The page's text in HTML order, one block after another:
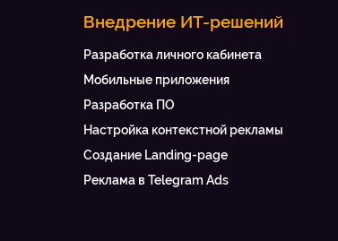
Внедрение ИТ-решений
Разработка личного кабинета
Мобильные приложения
Разработка ПО
Настройка контекстной рекламы
Создание Landing-page
Реклама в Telegram Ads